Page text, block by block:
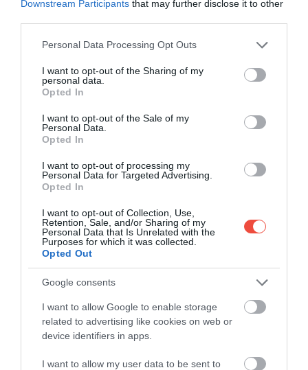
Downstream Participants that may further disclose it to other
Please note that this website/app uses one or more Google
not limited to your visit or usage behaviour. You may click to
grant or deny consent to Google and its third-party tags to
use your data for below specified purposes in below Google
consent section.
Personal Data Processing Opt Outs
I want to opt-out of the Sharing of my
personal data.
Opted In
I want to opt-out of the Sale of my
Personal Data.
Opted In
I want to opt-out of processing my
Personal Data for Targeted Advertising.
Opted In
I want to opt-out of Collection, Use,
Retention, Sale, and/or Sharing of my
Personal Data that Is Unrelated with the
Purposes for which it was collected.
Opted Out
Google consents
I want to allow Google to enable storage
related to advertising like cookies on web or
device identifiers in apps.
I want to allow my user data to be sent to
Foto: Shutterstock
să suferi barotraumatismul urechii, cunoscut și sub
numele de "urechea de avion", cauzat de o diferență
Timpanele au de suferit în timpul decolărilor și
aterizărilor,iar schimbarea presiunii aerului ne
poate amorți auzul și chiar provoca dureri ușoare.
Mulți oameni se "vindecă" de acest lucru înghițind
tare, ceea ce nu este întâmplător, deoarece experții
spun că acest lucru, sau căscatul sau mestecatul,
pot exercita presiune asupra urechii și pot ameliora
simptomele. „Dar atunci când dormim, nu putem